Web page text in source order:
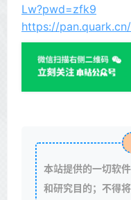
Lw?pwd=zfk9
https://
本站提供的一切软
和研究目的；不得